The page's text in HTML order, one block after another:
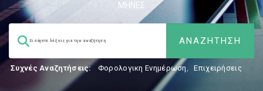
ΜΗΝΕΣ
Συχνές Αναζητήσεις: Φορολογικη Ενημέρωση, Επιχειρήσεις